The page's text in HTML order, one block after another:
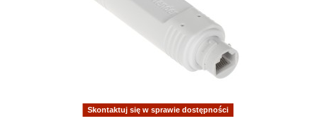
Skontaktuj się w sprawie dostępności